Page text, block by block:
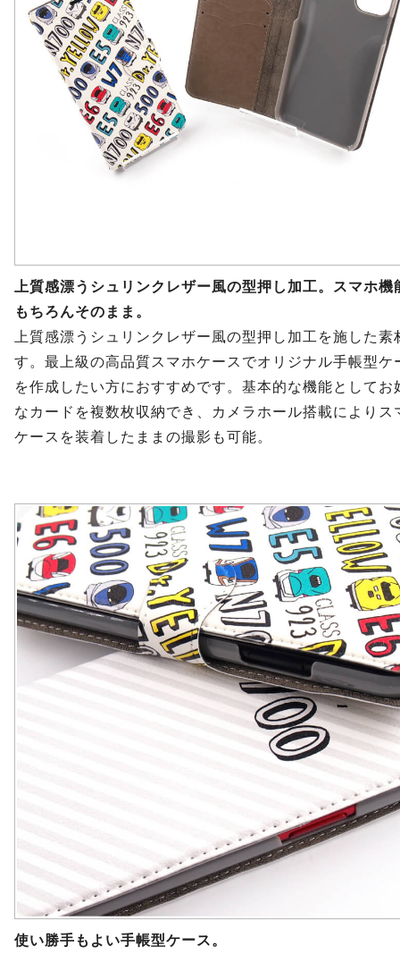
上質感漂うシュリンクレザー風の型押し加工。スマホ機
もちろんそのまま。
上質感漂うシュリンクレザー風の型押し加工を施した素
す。最上級の高品質スマホケースでオリジナル手帳型ケ
を作成したい方におすすめです。基本的な機能としてお
なカードを複数枚収納でき、カメラホール搭載によりス
ケースを装着したままの撮影も可能。
使い勝手もよい手帳型ケース。